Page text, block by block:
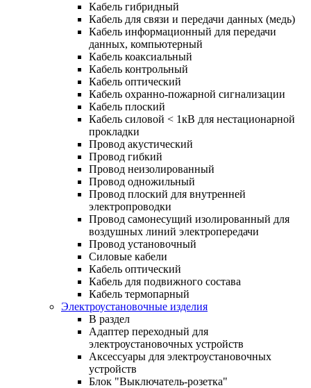
Кабель гибридный
Кабель для связи и передачи данных (медь)
Кабель информационный для передачи
данных, компьютерный
Кабель коаксиальный
Кабель контрольный
Кабель оптический
Кабель охранно-пожарной сигнализации
Кабель плоский
Кабель силовой < 1кВ для нестационарной
прокладки
Провод акустический
Провод гибкий
Провод неизолированный
Провод одножильный
Провод плоский для внутренней
электропроводки
Провод самонесущий изолированный для
воздушных линий электропередачи
Провод установочный
Силовые кабели
Кабель оптический
Кабель для подвижного состава
Кабель термопарный
Электроустановочные изделия
В раздел
Адаптер переходный для
электроустановочных устройств
Аксессуары для электроустановочных
устройств
Блок "Выключатель-розетка"